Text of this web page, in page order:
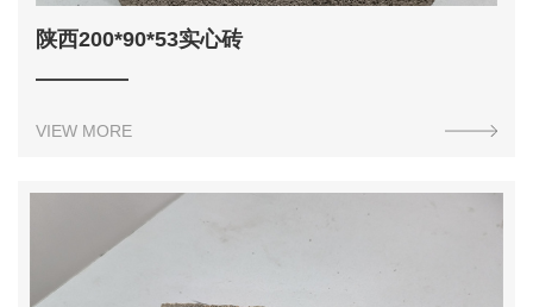
陕西200*90*53实心砖
VIEW MORE